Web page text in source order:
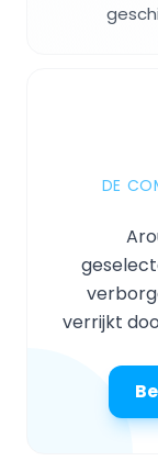
DE
verrijkt